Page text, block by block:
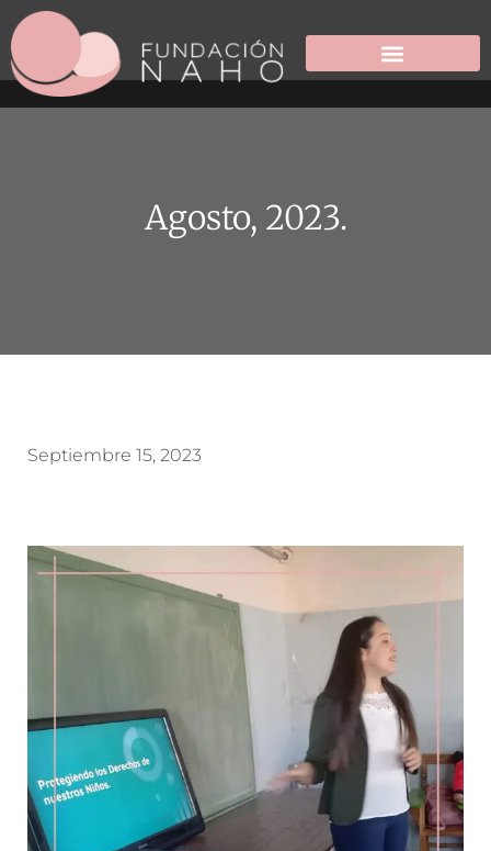
Agosto, 2023.
Septiembre 15, 2023